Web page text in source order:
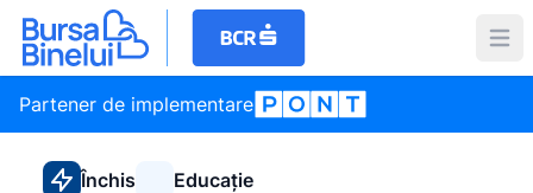
Partener de implementare
Închis Educație